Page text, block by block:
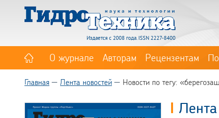
Издается с 2008 года. ISSN 2227-8400
О журнале Авторам Рецензентам
Главная Лента новостей Новости по тегу: